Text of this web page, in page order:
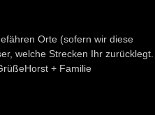
Orte (sofern wir diese
welche Strecken Ihr zurücklegt.
+ Familie